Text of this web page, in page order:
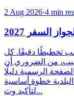
2 Aug 2026·4 min
السفر 2027
جواز سفر في عام 2027 يتطلب تخطيطًا دقيقًا. كل
من الضروري أن
الرسمية دليلًا
خطوة أساسية
لتأكيد وث...